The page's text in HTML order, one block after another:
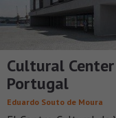
Cultural
Portugal
Eduardo Souto de Moura